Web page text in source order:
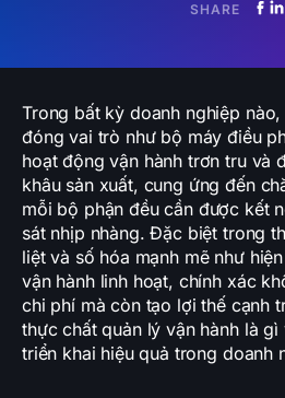
SHARE
Trong bất kỳ doanh nghiệp
đóng vai trò như bộ máy điều
hoạt động vận hành trơn tru và
khâu sản xuất, cung ứng đến
mỗi bộ phận đều cần được kết
sát nhịp nhàng. Đặc biệt trong
liệt và số hóa mạnh mẽ như
vận hành linh hoạt, chính xác
chi phí mà còn tạo lợi thế cạnh
thực chất quản lý vận hành là
triển khai hiệu quả trong doanh